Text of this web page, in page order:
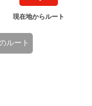
現在地からルート
ルート